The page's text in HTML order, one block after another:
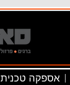
אספקה טכנית